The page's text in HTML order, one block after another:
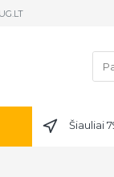
Šiauliai